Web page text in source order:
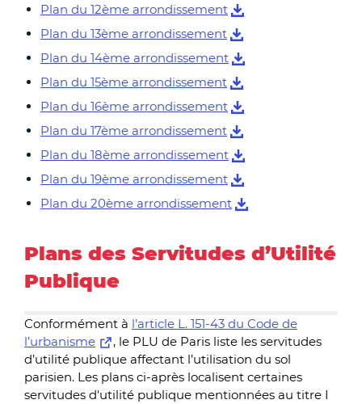
Plan du 12ème arrondissement
Plan du 13ème arrondissement
Plan du 14ème arrondissement
Plan du 15ème arrondissement
Plan du 16ème arrondissement
Plan du 17ème arrondissement
Plan du 18ème arrondissement
Plan du 19ème arrondissement
Plan du 20ème arrondissement
Plans des Servitudes d’Utilité
Publique
Conformément à l’article L. 151-43 du Code de
l’urbanisme
, le PLU de Paris liste les servitudes
d’utilité publique affectant l’utilisation du sol
parisien. Les plans ci-après localisent certaines
servitudes d'utilité publique mentionnées au titre I